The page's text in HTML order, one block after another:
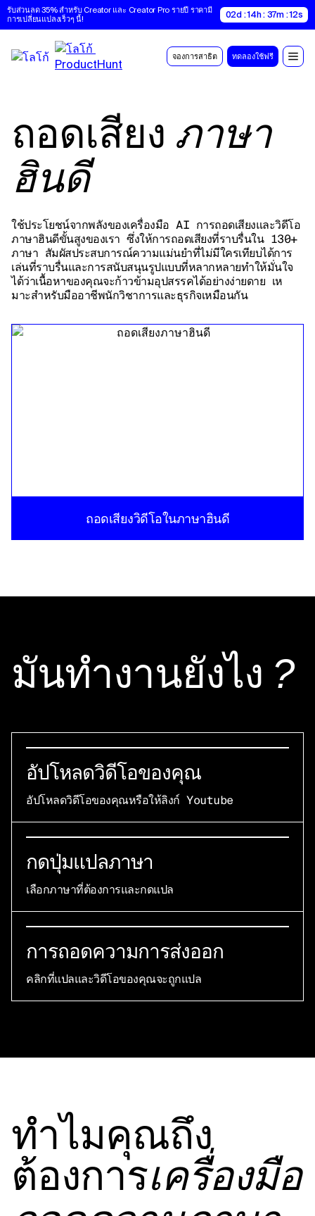
รับส่วนลด 35% สำหรับ Creator และ Creator Pro รายปี ราคามี
การเปลี่ยนแปลงเร็วๆ นี้!
02d : 14h : 37m : 11s
จองการสาธิต ทดลองใช้ฟรี
ถอดเสียง ภาษา
ฮินดี
ใช้ประโยชน์จากพลังของเครื่องมือ AI การถอดเสียงและวิดีโอ
ภาษาฮินดีขั้นสูงของเรา ซึ่งให้การถอดเสียงที่ราบรื่นใน 130+
ภาษา สัมผัสประสบการณ์ความแม่นยําที่ไม่มีใครเทียบได้การ
เล่นที่ราบรื่นและการสนับสนุนรูปแบบที่หลากหลายทําให้มั่นใจ
ได้ว่าเนื้อหาของคุณจะก้าวข้ามอุปสรรคได้อย่างง่ายดาย เห
มาะสําหรับมืออาชีพนักวิชาการและธุรกิจเหมือนกัน
ถอดเสียงวิดีโอในภาษาฮินดี
มันทํางานยังไง ?
อัปโหลดวิดีโอของคุณ
อัปโหลดวิดีโอของคุณหรือให้ลิงก์ Youtube
กดปุ่มแปลภาษา
เลือกภาษาที่ต้องการและกดแปล
การถอดความการส่งออก
คลิกที่แปลและวิดีโอของคุณจะถูกแปล
ทําไมคุณถึง
ต้องการเครื่องมือ